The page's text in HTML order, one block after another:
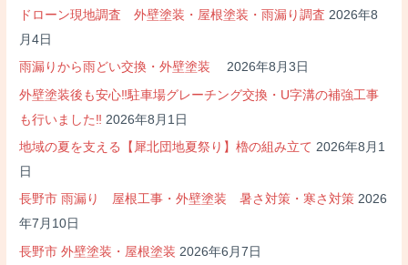
ドローン現地調査 外壁塗装・屋根塗装・雨漏り調査 2026年8
月4日
雨漏りから雨どい交換・外壁塗装 2026年8月3日
外壁塗装後も安心‼駐車場グレーチング交換・U字溝の補強工事
も行いました‼ 2026年8月1日
地域の夏を支える【犀北団地夏祭り】櫓の組み立て 2026年8月1
日
長野市 雨漏り 屋根工事・外壁塗装 暑さ対策・寒さ対策 2026
年7月10日
長野市 外壁塗装・屋根塗装 2026年6月7日